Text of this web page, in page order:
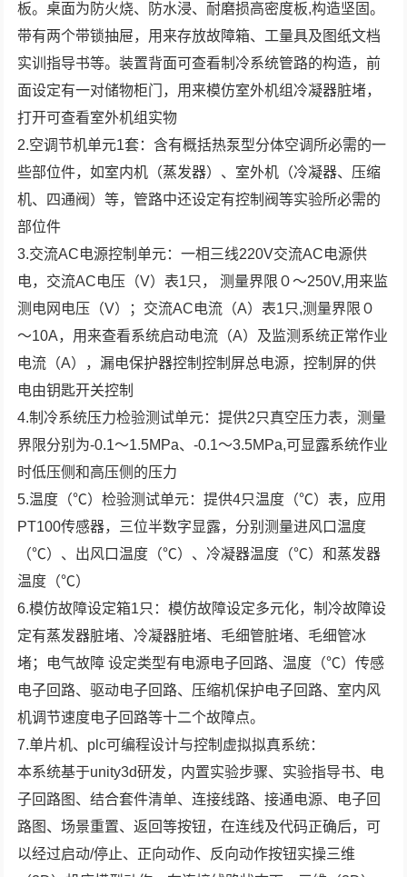
板。桌面为防火烧、防水浸、耐磨损高密度板,构造坚固。
带有两个带锁抽屉，用来存放故障箱、工量具及图纸文档
实训指导书等。装置背面可查看制冷系统管路的构造，前
面设定有一对储物柜门，用来模仿室外机组冷凝器脏堵，
打开可查看室外机组实物
2.空调节机单元1套：含有概括热泵型分体空调所必需的一
些部位件，如室内机（蒸发器）、室外机（冷凝器、压缩
机、四通阀）等，管路中还设定有控制阀等实验所必需的
部位件
3.交流AC电源控制单元：一相三线220V交流AC电源供
电，交流AC电压（V）表1只， 测量界限０～250V,用来监
测电网电压（V）；交流AC电流（A）表1只,测量界限０
～10A，用来查看系统启动电流（A）及监测系统正常作业
电流（A），漏电保护器控制控制屏总电源，控制屏的供
电由钥匙开关控制
4.制冷系统压力检验测试单元：提供2只真空压力表，测量
界限分别为-0.1～1.5MPa、-0.1～3.5MPa,可显露系统作业
时低压侧和高压侧的压力
5.温度（℃）检验测试单元：提供4只温度（℃）表，应用
PT100传感器，三位半数字显露，分别测量进风口温度
（℃）、出风口温度（℃）、冷凝器温度（℃）和蒸发器
温度（℃）
6.模仿故障设定箱1只：模仿故障设定多元化，制冷故障设
定有蒸发器脏堵、冷凝器脏堵、毛细管脏堵、毛细管冰
堵；电气故障 设定类型有电源电子回路、温度（℃）传感
电子回路、驱动电子回路、压缩机保护电子回路、室内风
机调节速度电子回路等十二个故障点。
7.单片机、plc可编程设计与控制虚拟拟真系统：
本系统基于unity3d研发，内置实验步骤、实验指导书、电
子回路图、结合套件清单、连接线路、接通电源、电子回
路图、场景重置、返回等按钮，在连线及代码正确后，可
以经过启动/停止、正向动作、反向动作按钮实操三维